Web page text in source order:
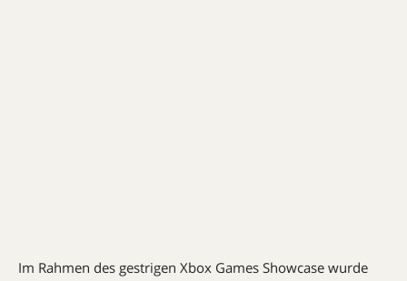
Im Rahmen des gestrigen Xbox Games Showcase wurde